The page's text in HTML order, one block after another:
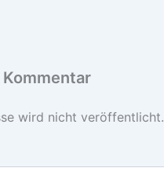
wird nicht veröffentlicht.